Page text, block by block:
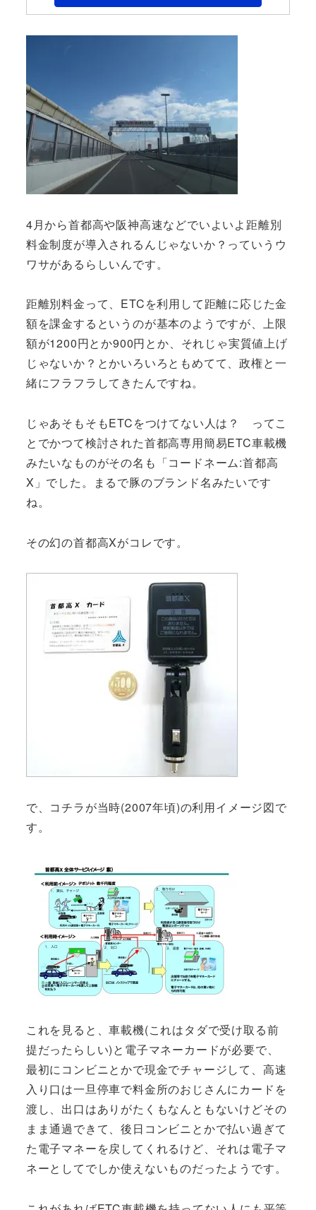
4月から首都高や阪神高速などでいよいよ距離別
料金制度が導入されるんじゃないか？っていうウ
ワサがあるらしいんです。
距離別料金って、ETCを利用して距離に応じた金
額を課金するというのが基本のようですが、上限
額が1200円とか900円とか、それじゃ実質値上げ
じゃないか？とかいろいろともめてて、政権と一
緒にフラフラしてきたんですね。
じゃあそもそもETCをつけてない人は？ ってこ
とでかつて検討された首都高専用簡易ETC車載機
みたいなものがその名も「コードネーム:首都高
X」でした。まるで豚のブランド名みたいです
ね。
その幻の首都高Xがコレです。
で、コチラが当時(2007年頃)の利用イメージ図で
す。
これを見ると、車載機(これはタダで受け取る前
提だったらしい)と電子マネーカードが必要で、
最初にコンビニとかで現金でチャージして、高速
入り口は一旦停車で料金所のおじさんにカードを
渡し、出口はありがたくもなんともないけどその
まま通過できて、後日コンビニとかで払い過ぎて
た電子マネーを戻してくれるけど、それは電子マ
ネーとしてでしか使えないものだったようです。